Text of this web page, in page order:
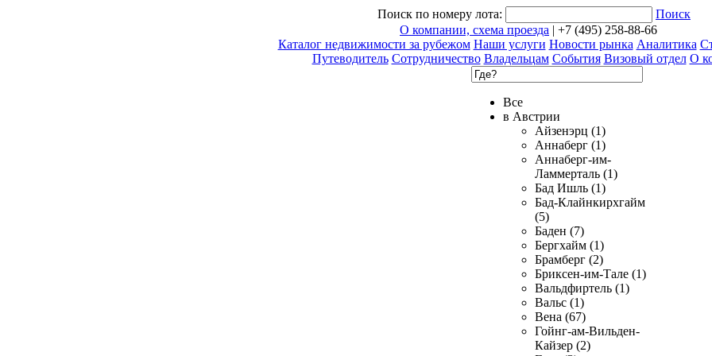
Поиск по номеру лота:
Поиск
О компании, схема проезда | +7 (495) 258-88-66
Каталог недвижимости за рубежом Наши услуги Новости рынка Аналитика
Путеводитель Сотрудничество Владельцам События Визовый отдел О
Все
в Австрии
Айзенэрц (1)
Аннаберг (1)
Аннаберг-им-
Ламмерталь (1)
Бад Ишль (1)
Бад-Клайнкирхгайм
(5)
Баден (7)
Бергхайм (1)
Брамберг (2)
Бриксен-им-Тале (1)
Вальдфиртель (1)
Вальс (1)
Вена (67)
Гойнг-ам-Вильден-
Кайзер (2)